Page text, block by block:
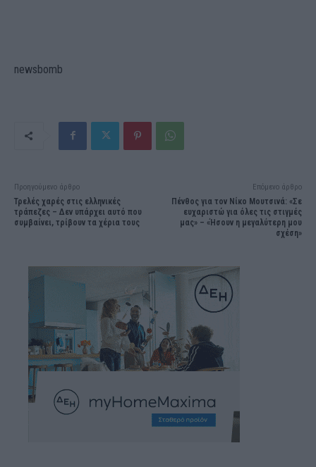
newsbomb
Προηγούμενο άρθρο
Τρελές χαρές στις ελληνικές
τράπεζες – Δεν υπάρχει αυτό που
συμβαίνει, τρίβουν τα χέρια τους
Επόμενο άρθρο
Πένθος για τον Νίκο Μουτσινά: «Σε
ευχαριστώ για όλες τις στιγμές
μας» – «Ήσουν η μεγαλύτερη μου
σχέση»